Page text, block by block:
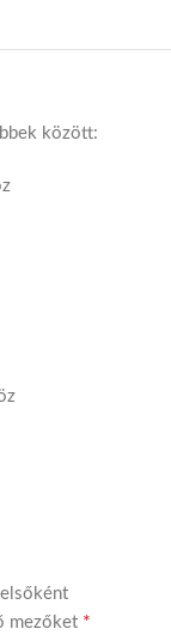
között:
mezőket *